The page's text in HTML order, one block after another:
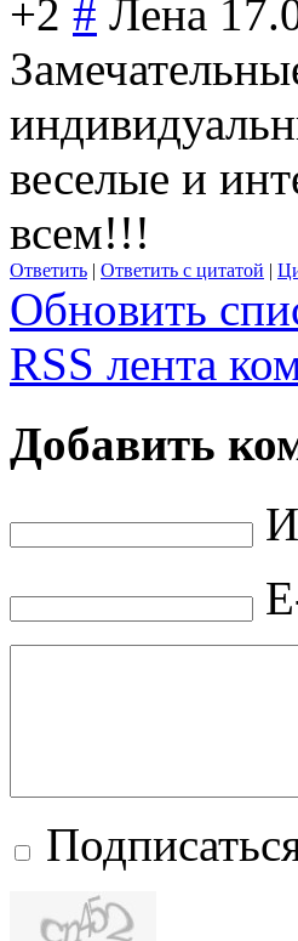
+2 # Лена
веселые и
всем!!!
Ответить | Ответить с цитатой |
Обновить
RSS лента
Добавить